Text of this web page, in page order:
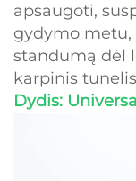
apsaugoti,
gydymo
standumą dėl
karpinis
Dydis: